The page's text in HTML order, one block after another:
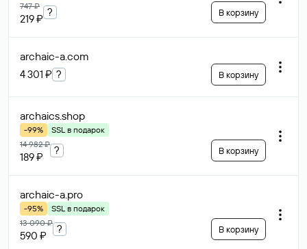
747 ₽
219 ₽
? В корзину
archaic-a.com
4 301 ₽ ? В корзину
archaics.shop
-99%
SSL в подарок
14 982 ₽
189 ₽
? В корзину
archaic-a.pro
-95%
SSL в подарок
13 090 ₽
590 ₽
? В корзину